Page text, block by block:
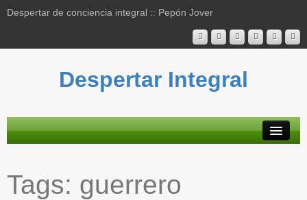
Despertar de conciencia integral :: Pepón Jover
Despertar Integral
Actividades
Tags: guerrero